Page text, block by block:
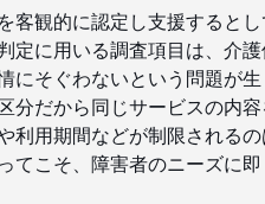
客観的に認定し支援すると
定に用いる調査項目は、介
にそぐわないという問題が
分だから同じサービスの内
利用期間などが制限される
てこそ、障害者のニーズに